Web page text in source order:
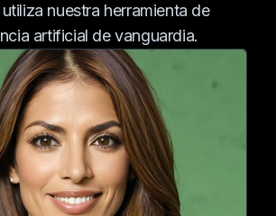
nuestra herramienta de
artificial de vanguardia.